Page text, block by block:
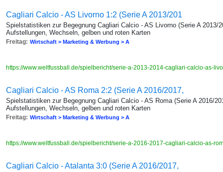
Cagliari Calcio - AS Livorno 1:2 (Serie A 2013/201
Spielstatistiken zur Begegnung Cagliari Calcio - AS Livorno (Serie A 2013/
Aufstellungen, Wechseln, gelben und roten Karten
Freitag: Wirtschaft > Marketing & Werbung > A
https://www.weltfussball.de/spielbericht/serie-a-2013-2014-cagliari-calcio-as-
Cagliari Calcio - AS Roma 2:2 (Serie A 2016/2017,
Spielstatistiken zur Begegnung Cagliari Calcio - AS Roma (Serie A 2016/
Aufstellungen, Wechseln, gelben und roten Karten
Freitag: Wirtschaft > Marketing & Werbung > A
https://www.weltfussball.de/spielbericht/serie-a-2016-2017-cagliari-calcio-as-
Cagliari Calcio - Atalanta 3:0 (Serie A 2016/2017,